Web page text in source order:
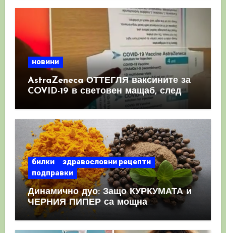
новини
AstraZeneca ОТТЕГЛЯ ваксините за
COVID-19 в световен мащаб, след
като призна, че те причиняват
билки
здравословни рецепти
подправки
Динамично дуо: Защо КУРКУМАТА и
ЧЕРНИЯ ПИПЕР са мощна
комбинация